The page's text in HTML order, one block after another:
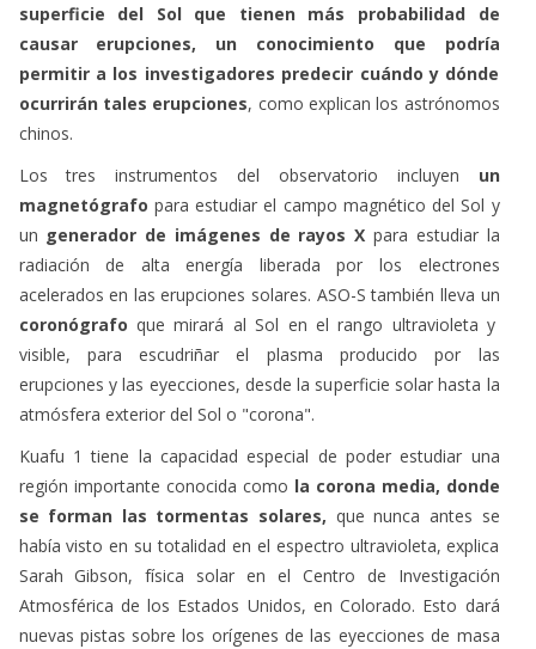
superficie del Sol que tienen más probabilidad de
causar erupciones, un conocimiento que podría
permitir a los investigadores predecir cuándo y dónde
ocurrirán tales erupciones, como explican los astrónomos
chinos.
Los tres instrumentos del observatorio incluyen un
magnetógrafo para estudiar el campo magnético del Sol y
un generador de imágenes de rayos X para estudiar la
radiación de alta energía liberada por los electrones
acelerados en las erupciones solares. ASO-S también lleva un
coronógrafo que mirará al Sol en el rango ultravioleta y
visible, para escudriñar el plasma producido por las
erupciones y las eyecciones, desde la superficie solar hasta la
atmósfera exterior del Sol o "corona".
Kuafu 1 tiene la capacidad especial de poder estudiar una
región importante conocida como la corona media, donde
se forman las tormentas solares, que nunca antes se
había visto en su totalidad en el espectro ultravioleta, explica
Sarah Gibson, física solar en el Centro de Investigación
Atmosférica de los Estados Unidos, en Colorado. Esto dará
nuevas pistas sobre los orígenes de las eyecciones de masa